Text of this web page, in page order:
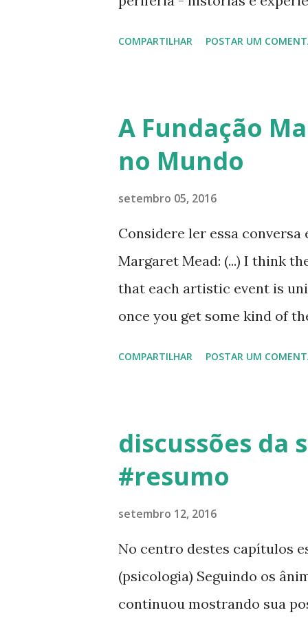
por isso peço que relevem a
desfocadas. As músicas
disponíveis pelos próprios
COMPARTILHAR POSTAR UM
A Fundação
no Mundo
setembro 05, 2016
Considere ler essa conversa
Margaret Mead: (...) I think
that each artistic event is
once you get some kind of
o campo da saúde mental.
começar a história, Heims
datada de 1930, promovida
COMPARTILHAR POSTAR UM
discussões da
#resumo
setembro 12, 2016
No centro destes capítulos
(psicologia) Seguindo os
continuou mostrando sua